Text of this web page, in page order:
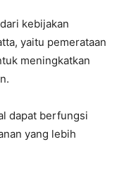
kebijakan
yaitu pemerataan
meningkatkan
dapat berfungsi
yang lebih